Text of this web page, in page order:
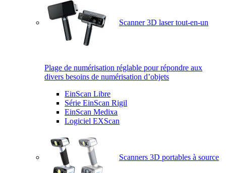
Scanner 3D laser tout-en-un
Plage de numérisation réglable pour répondre aux
divers besoins de numérisation d’objets
EinScan Libre
Série EinScan Rigil
EinScan Medixa
Logiciel EXScan
Scanners 3D portables à source